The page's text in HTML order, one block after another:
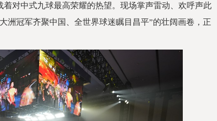
对中式九球最高荣耀的热望。现场掌声雷动、欢呼声此
洲冠军齐聚中国、全世界球迷瞩目昌平”的壮阔画卷，正